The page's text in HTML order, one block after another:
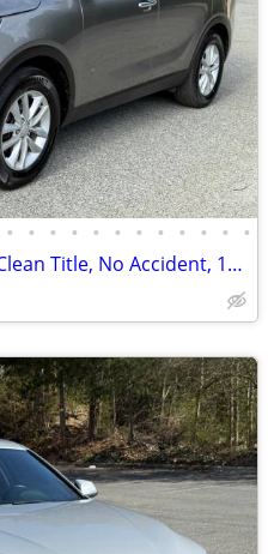
• • • • • • • • • • • •
2018 Kia Sorento LX, 4 CYL, Clean Title, No Accident, 137K Miles